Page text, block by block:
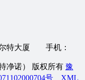
尔特大厦 手机：
净诺） 版权所有 豫
号 XML